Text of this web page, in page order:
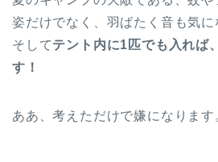
姿だけでなく、羽ばたく音も気に
そしてテント内に1匹でも入れば
す！
ああ、考えただけで嫌になります